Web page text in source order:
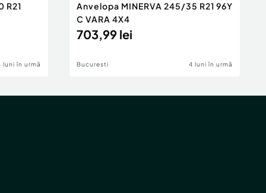
R21
luni în urmă
Anvelopa MINERVA 245/35 R21 96Y
C VARA 4X4
703,99 lei
Bucuresti 4 luni în urmă